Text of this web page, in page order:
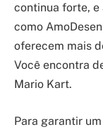
continua forte, e
como
oferecem mais
Você encontra
Mario Kart.
Para garantir